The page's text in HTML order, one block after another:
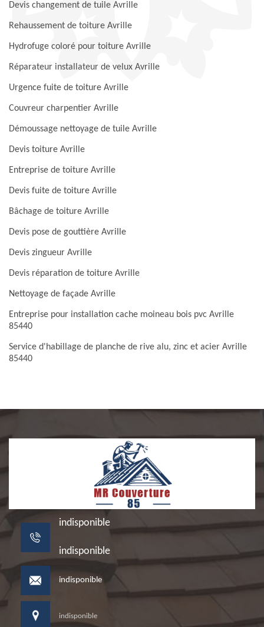
Devis changement de tuile Avrille
Rehaussement de toiture Avrille
Hydrofuge coloré pour toiture Avrille
Réparateur installateur de velux Avrille
Urgence fuite de toiture Avrille
Couvreur charpentier Avrille
Démoussage nettoyage de tuile Avrille
Devis toiture Avrille
Entreprise de toiture Avrille
Devis fuite de toiture Avrille
Bâchage de toiture Avrille
Devis pose de gouttière Avrille
Devis zingueur Avrille
Devis réparation de toiture Avrille
Nettoyage de façade Avrille
Entreprise pour installation cache moineau bois pvc Avrille
85440
Service d'habillage de planche de rive alu, zinc et acier Avrille
85440
indisponible
indisponible
indisponible
indisponible